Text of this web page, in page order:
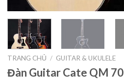
TRANG CHỦ / GUITAR & UKULELE
Đàn Guitar Cate QM